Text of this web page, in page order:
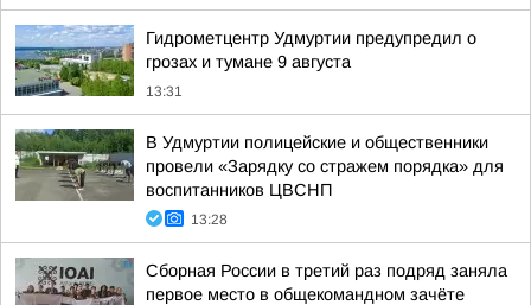
Гидрометцентр Удмуртии предупредил о
грозах и тумане 9 августа
13:31
В Удмуртии полицейские и общественники
провели «Зарядку со стражем порядка» для
воспитанников ЦВСНП
13:28
Сборная России в третий раз подряд заняла
первое место в общекомандном зачёте